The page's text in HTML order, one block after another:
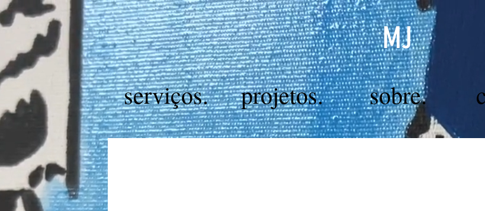
MJ
serviços. projetos. sobre.